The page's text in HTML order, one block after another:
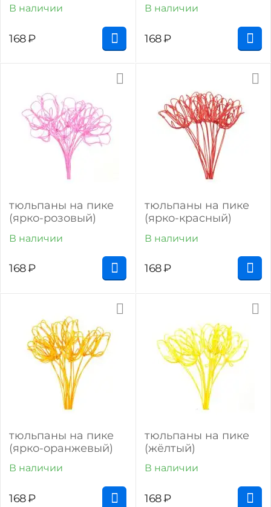
В наличии
168₽
В наличии
168₽
тюльпаны на пике
(ярко-розовый)
В наличии
168₽
тюльпаны на пике
(ярко-красный)
В наличии
168₽
тюльпаны на пике
(ярко-оранжевый)
В наличии
168₽
тюльпаны на пике
(жёлтый)
В наличии
168₽